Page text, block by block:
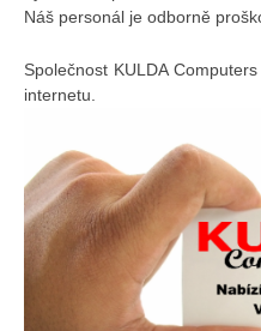
Náš personál je odborně
Společnost KULDA
internetu.